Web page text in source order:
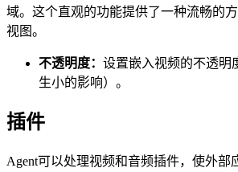
域。这个直观的功能提供了一种流畅的
视图。
不透明度： 设置嵌入视频的不透明
生小的影响）。
插件
Agent可以处理视频和音频插件，使外部